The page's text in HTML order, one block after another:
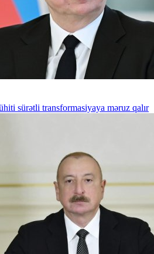
sürətli transformasiyaya məruz qalır